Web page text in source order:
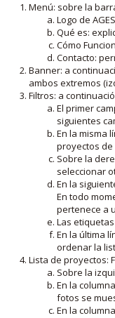
Menú: sobre la
Logo de
Qué es:
Cómo
Contacto:
Banner: a
ambos extremos
Filtros: a
El primer
siguientes
En la misma
proyectos de
Sobre la
seleccionar
En la
En todo
pertenece a
Las
En la última
ordenar la
Lista de proyectos:
Sobre la
En la
fotos se
En la